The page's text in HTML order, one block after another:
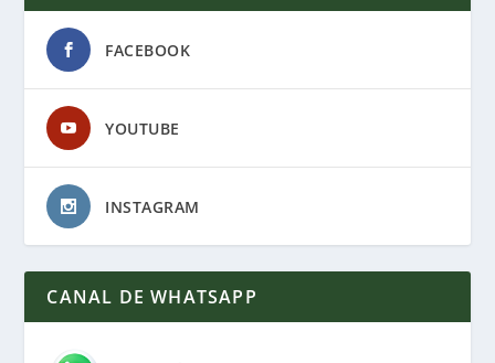
FACEBOOK
YOUTUBE
INSTAGRAM
CANAL DE WHATSAPP